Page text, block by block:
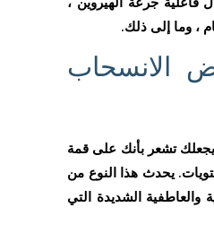
، وما إلى ذلك.
الانسحاب
يجعلك تشعر بأنك على قمة
يحدث هذا النوع من
الشديدة التي